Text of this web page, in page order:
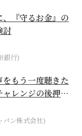
『守るお金』の
討
銀行)
をもう一度聴きた
レンジの後押し
パン株式会社)